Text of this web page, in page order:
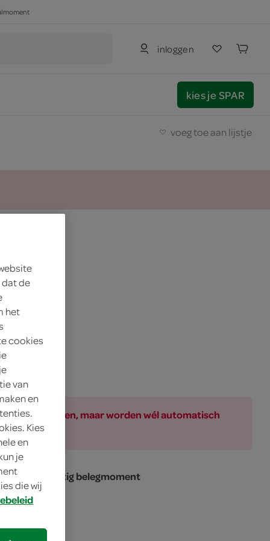
inloggen
kies je SPAR
voeg toe aan lijstje
de producten, maar worden wél automatisch
een hartig belegmoment
de
het
cookies
van
en
Kies
en
je
die wij